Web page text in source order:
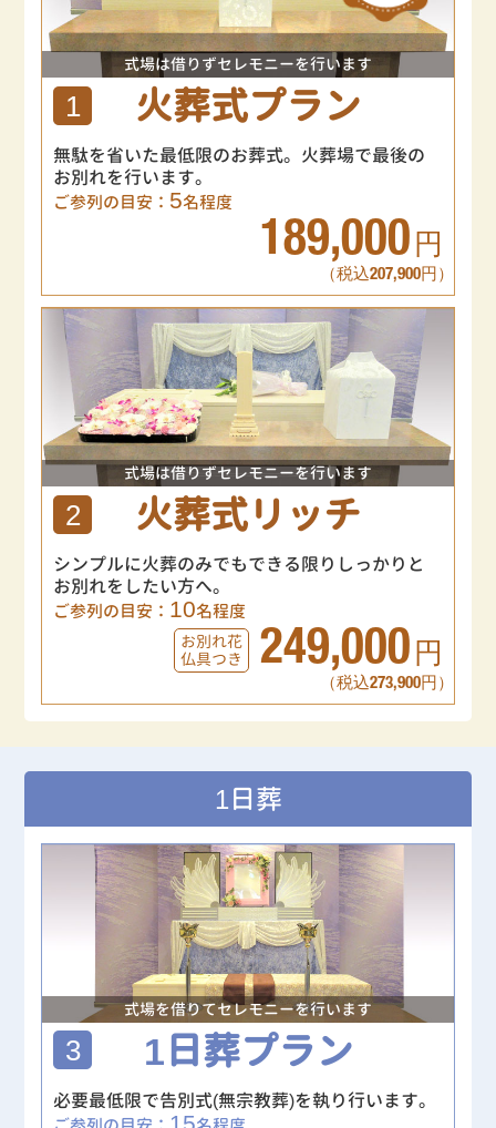
式場は借りずセレモニーを行います
1 火葬式プラン
無駄を省いた最低限のお葬式。火葬場で最後の
お別れを行います。
ご参列の目安： 5名程度
189,000 円
（税込207,900円）
式場は借りずセレモニーを行います
2 火葬式リッチ
シンプルに火葬のみでもできる限りしっかりと
お別れをしたい方へ。
ご参列の目安： 10名程度
お別れ花
仏具つき
249,000 円
（税込273,900円）
1日葬
式場を借りてセレモニーを行います
3 1日葬プラン
必要最低限で告別式(無宗教葬)を執り行います。